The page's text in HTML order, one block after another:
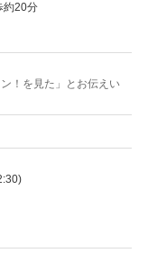
約20分
！を見た」とお伝えい